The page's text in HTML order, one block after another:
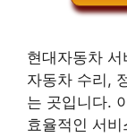
현대자동차
자동차 수리,
는 곳입니다.
효율적인 서